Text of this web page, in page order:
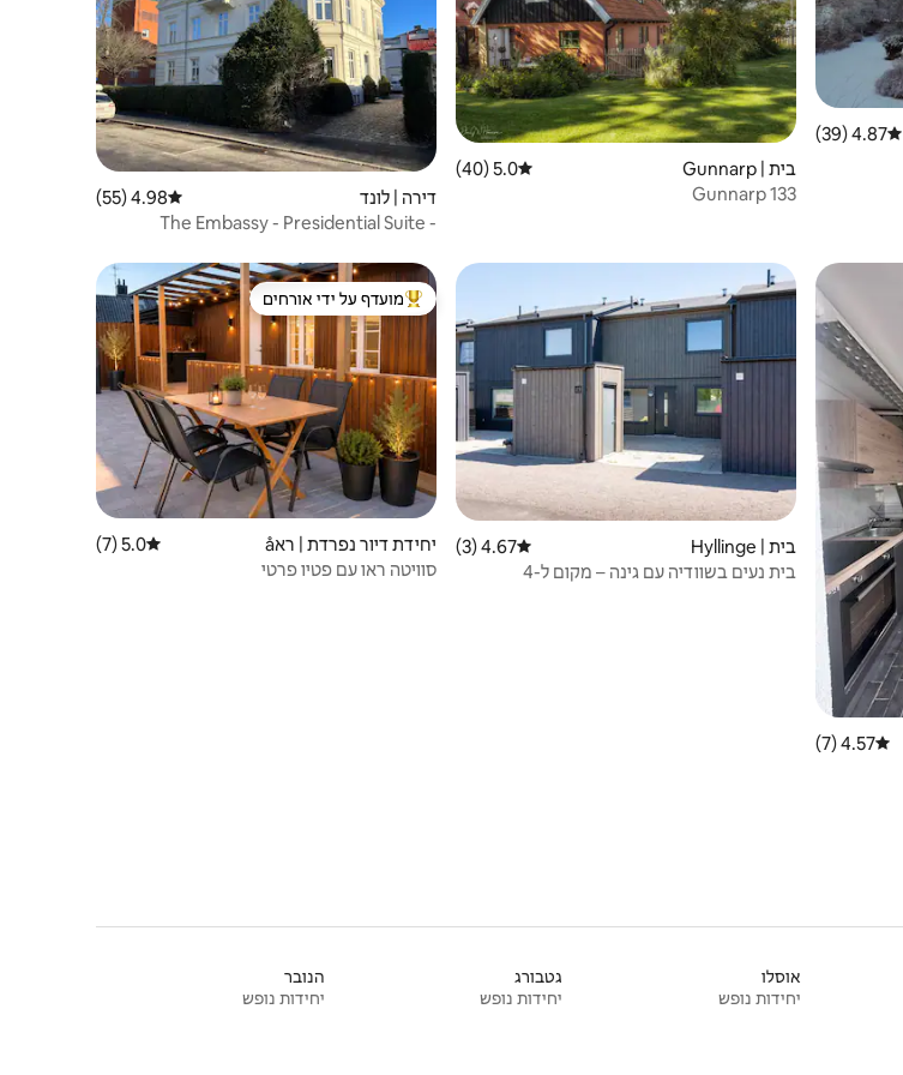
דירוג ממוצע של 4.87 מתוך 5, 39 ביקורות
4.87 (39)
בית | Gunnarp דירוג ממוצע של 5.0 מתוך 5, 40 ביקורות
5.0 (40)
Gunnarp 133
דירה | לונד דירוג ממוצע של 4.98 מתוך 5, 55 ביקורות
4.98 (55)
The Embassy - Presidential Suite -
דירוג ממוצע של 4.57 מתוך 5, 7 ביקורות
4.57 (7)
בית | Hyllinge דירוג ממוצע של 4.67 מתוך 5, 3 ביקורות
4.67 (3)
בית נעים בשוודיה עם גינה – מקום ל-4
מוביל בקרב נכסים מועדפים על ידי אורחים
מועדף על ידי אורחים
יחידת דיור נפרדת | ראå דירוג ממוצע של 5.0 מתוך 5, 7 ביקורות
5.0 (7)
סוויטה ראו עם פטיו פרטי
אוסלו
יחידות נופש
גטבורג
יחידות נופש
הנובר
יחידות נופש